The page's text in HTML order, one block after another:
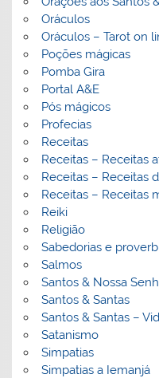
Oráculos
Oráculos – Tarot on
Poções mágicas
Pomba Gira
Portal A&E
Pós mágicos
Profecias
Receitas
Receitas – Receitas
Receitas – Receitas
Receitas – Receitas
Reiki
Religião
Sabedorias e
Salmos
Santos & Nossa
Santos & Santas
Santos & Santas –
Satanismo
Simpatias
Simpatias a Iemanjá